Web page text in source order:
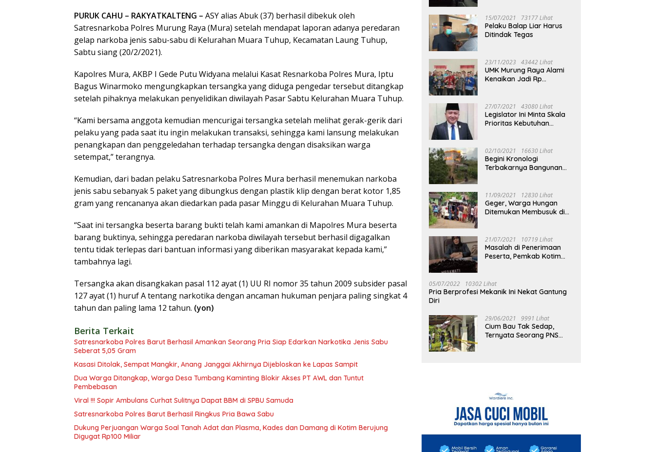
PURUK CAHU – RAKYATKALTENG – ASY alias Abuk (37) berhasil dibekuk oleh
Satresnarkoba Polres Murung Raya (Mura) setelah mendapat laporan adanya peredaran
gelap narkoba jenis sabu-sabu di Kelurahan Muara Tuhup, Kecamatan Laung Tuhup,
Sabtu siang (20/2/2021).
Kapolres Mura, AKBP I Gede Putu Widyana melalui Kasat Resnarkoba Polres Mura, Iptu
Bagus Winarmoko mengungkapkan tersangka yang diduga pengedar tersebut ditangkap
setelah pihaknya melakukan penyelidikan diwilayah Pasar Sabtu Kelurahan Muara Tuhup.
“Kami bersama anggota kemudian mencurigai tersangka setelah melihat gerak-gerik dari
pelaku yang pada saat itu ingin melakukan transaksi, sehingga kami lansung melakukan
penangkapan dan penggeledahan terhadap tersangka dengan disaksikan warga
setempat,” terangnya.
Kemudian, dari badan pelaku Satresnarkoba Polres Mura berhasil menemukan narkoba
jenis sabu sebanyak 5 paket yang dibungkus dengan plastik klip dengan berat kotor 1,85
gram yang rencananya akan diedarkan pada pasar Minggu di Kelurahan Muara Tuhup.
“Saat ini tersangka beserta barang bukti telah kami amankan di Mapolres Mura beserta
barang buktinya, sehingga peredaran narkoba diwilayah tersebut berhasil digagalkan
tentu tidak terlepas dari bantuan informasi yang diberikan masyarakat kepada kami,”
tambahnya lagi.
Tersangka akan disangkakan pasal 112 ayat (1) UU RI nomor 35 tahun 2009 subsider pasal
127 ayat (1) huruf A tentang narkotika dengan ancaman hukuman penjara paling singkat 4
tahun dan paling lama 12 tahun. (yon)
Berita Terkait
Satresnarkoba Polres Barut Berhasil Amankan Seorang Pria Siap Edarkan Narkotika Jenis Sabu
Seberat 5,05 Gram
Kasasi Ditolak, Sempat Mangkir, Anang Janggai Akhirnya Dijebloskan ke Lapas Sampit
Dua Warga Ditangkap, Warga Desa Tumbang Kaminting Blokir Akses PT AWL dan Tuntut
Pembebasan
Viral !!! Sopir Ambulans Curhat Sulitnya Dapat BBM di SPBU Samuda
Satresnarkoba Polres Barut Berhasil Ringkus Pria Bawa Sabu
Dukung Perjuangan Warga Soal Tanah Adat dan Plasma, Kades dan Damang di Kotim Berujung
Digugat Rp100 Miliar
15/07/2021 73177 Lihat
Pelaku Balap Liar Harus
Ditindak Tegas
23/11/2023 43442 Lihat
UMK Murung Raya Alami
Kenaikan Jadi Rp
27/07/2021 43080 Lihat
Legislator Ini Minta Skala
Prioritas Kebutuhan
02/10/2021 16630 Lihat
Begini Kronologi
Terbakarnya Bangunan
11/09/2021 12830 Lihat
Geger, Warga Hungan
Ditemukan Membusuk di
21/07/2021 10719 Lihat
Masalah di Penerimaan
Peserta, Pemkab Kotim
05/07/2022 10302 Lihat
Pria Berprofesi Mekanik Ini Nekat Gantung
Diri
29/06/2021 9991 Lihat
Cium Bau Tak Sedap,
Ternyata Seorang PNS